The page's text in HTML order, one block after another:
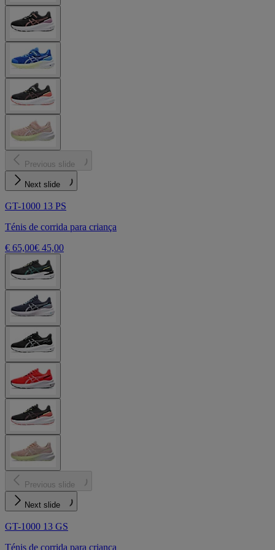
Previous slide
Next slide
GT-1000 13 PS
Ténis de corrida para criança
€ 65,00€ 45,00
Previous slide
Next slide
GT-1000 13 GS
Ténis de corrida para criança